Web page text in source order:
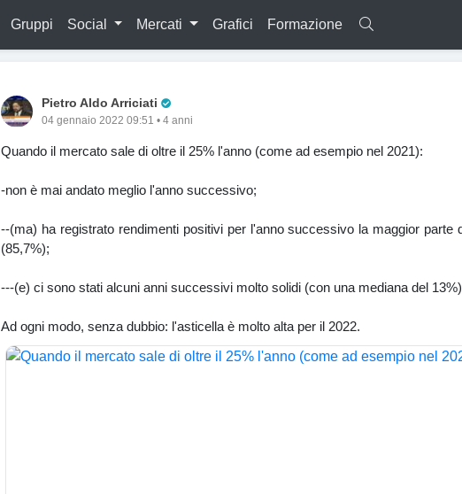
Gruppi Social Mercati Grafici Formazione
Pietro Aldo Arriciati
04 gennaio 2022 09:51 • 4 anni
Quando il mercato sale di oltre il 25% l'anno (come ad esempio nel 2021):
-non è mai andato meglio l'anno successivo;
--(ma) ha registrato rendimenti positivi per l'anno successivo la maggior parte
(85,7%);
---(e) ci sono stati alcuni anni successivi molto solidi (con una mediana del
Ad ogni modo, senza dubbio: l'asticella è molto alta per il 2022.